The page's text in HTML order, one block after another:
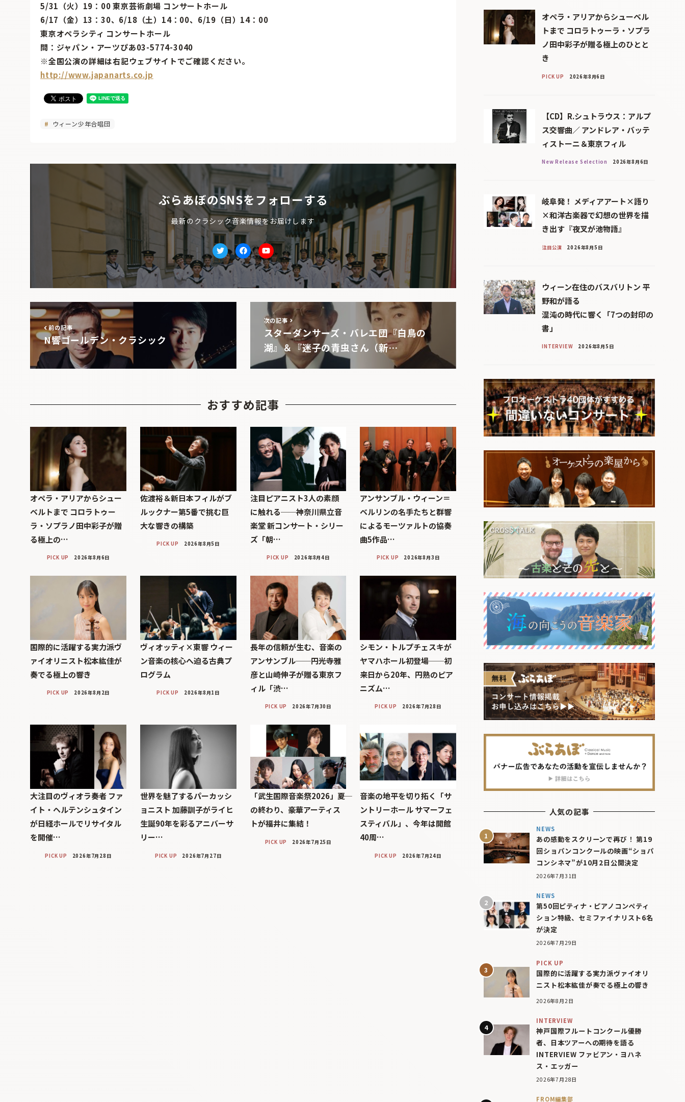
5/31（火）19：00 東京芸術劇場 コンサートホール
6/17（金）13：30、6/18（土）14：00、6/19（日）14：00
東京オペラシティ コンサートホール
問：ジャパン・アーツぴあ03-5774-3040
※全国公演の詳細は右記ウェブサイトでご確認ください。
http://www.japanarts.co.jp
ウィーン少年合唱団
ぶらあぼのSNSをフォローする
最新のクラシック音楽情報をお届けします
TwitterfacebookYoutube
前の記事
N響ゴールデン・クラシック
次の記事
スターダンサーズ・バレエ団『白鳥の
湖』＆『迷子の青虫さん（新…
おすすめ記事
オペラ・アリアからシュー
ベルトまで コロラトゥー
ラ・ソプラノ田中彩子が贈
る極上の…
PICK UP 2026年8月6日
佐渡裕＆新日本フィルがブ
ルックナー第5番で挑む巨
大な響きの構築
PICK UP 2026年8月5日
注目ピアニスト3人の素顔
に触れる──神奈川県立音
楽堂 新コンサート・シリー
ズ「朝…
PICK UP 2026年8月4日
アンサンブル・ウィーン＝
ベルリンの名手たちと群響
によるモーツァルトの協奏
曲5作品…
PICK UP 2026年8月3日
国際的に活躍する実力派ヴ
ァイオリニスト松本紘佳が
奏でる極上の響き
PICK UP 2026年8月2日
ヴィオッティ×東響 ウィー
ン音楽の核心へ迫る古典プ
ログラム
PICK UP 2026年8月1日
長年の信頼が生む、音楽の
アンサンブル──円光寺雅
彦と山崎伸子が贈る東京フ
ィル「渋…
PICK UP 2026年7月30日
シモン・トルプチェスキが
ヤマハホール初登場──初
来日から20年、円熟のピア
ニズム…
PICK UP 2026年7月28日
大注目のヴィオラ奏者 ファ
イト・ヘルテンシュタイン
が日経ホールでリサイタル
を開催…
PICK UP 2026年7月28日
世界を魅了するパーカッシ
ョニスト 加藤訓子がライヒ
生誕90年を彩るアニバーサ
リー…
PICK UP 2026年7月27日
「武生国際音楽祭2026」――夏
の終わり、豪華アーティス
トが福井に集結！
PICK UP 2026年7月25日
音楽の地平を切り拓く「サ
ントリーホール サマーフェ
スティバル」、今年は開館
40周…
PICK UP 2026年7月24日
オペラ・アリアからシューベル
トまで コロラトゥーラ・ソプラ
ノ田中彩子が贈る極上のひとと
き
PICK UP 2026年8月6日
【CD】R.シュトラウス：アルプ
ス交響曲／ アンドレア・バッテ
ィストーニ＆東京フィル
New Release Selection 2026年8月6日
岐阜発！ メディアアート×語り
×和洋古楽器で幻想の世界を描
き出す『夜叉が池物語』
注目公演 2026年8月5日
ウィーン在住のバスバリトン 平
野和が語る
混沌の時代に響く「7つの封印の
書」
INTERVIEW 2026年8月5日
人気の記事
NEWS
あの感動をスクリーンで再び！ 第19
回ショパンコンクールの映画“ショパ
コンシネマ”が10月2日公開決定
2026年7月31日
NEWS
第50回ピティナ・ピアノコンペティ
ション特級、セミファイナリスト6名
が決定
2026年7月29日
PICK UP
国際的に活躍する実力派ヴァイオリ
ニスト松本紘佳が奏でる極上の響き
2026年8月2日
INTERVIEW
神戸国際フルートコンクール優勝
者、日本ツアーへの期待を語る
INTERVIEW ファビアン・ヨハネ
ス・エッガー
2026年7月28日
FROM編集部